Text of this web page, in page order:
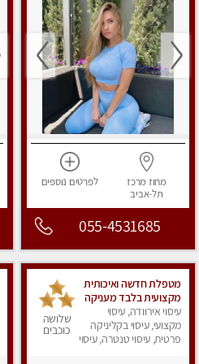
מחוז מרכז
תל-אביב
לפרטים נוספים
055-4531685
מטפלת חדשה ואיכותית
מקצועית בלבד מעניקה
חווית עיסוי מיוחד ומשגע
בבית פרטי קסום
בתל-אביב
עיסוי אירוודה, עיסוי
מקצועי, עיסוי בקליניקה
פרטית, עיסוי טנטרה, עיסוי
שלושה
כוכבים